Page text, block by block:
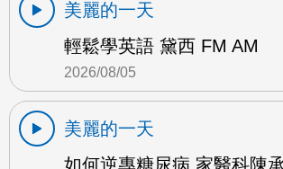
美麗的一天
輕鬆學英語 黛西 FM AM
2026/08/05
美麗的一天
如何逆專糖尿病 家醫科陳